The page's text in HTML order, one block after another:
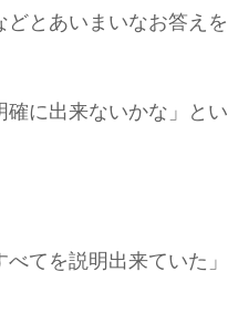
とあいまいなお答えを
に出来ないかな」とい
てを説明出来ていた」